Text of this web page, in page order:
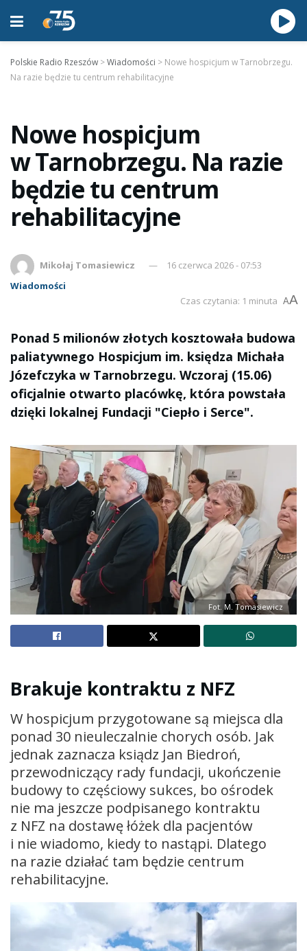
Polskie Radio Rzeszów >Wiadomości > Nowe hospicjum w Tarnobrzegu.
Na razie będzie tu centrum rehabilitacyjne
Nowe hospicjum
w Tarnobrzegu. Na razie
będzie tu centrum
rehabilitacyjne
Mikołaj Tomasiewicz
16 czerwca 2026 - 07:53
Wiadomości
Czas czytania: 1 minuta AA
Ponad 5 milionów złotych kosztowała budowa
paliatywnego Hospicjum im. księdza Michała
Józefczyka w Tarnobrzegu. Wczoraj (15.06)
oficjalnie otwarto placówkę, która powstała
dzięki lokalnej Fundacji "Ciepło i Serce".
Fot. M. Tomasiewicz
Brakuje kontraktu z NFZ
W hospicjum przygotowane są miejsca dla
ponad 30 nieuleczalnie chorych osób. Jak
jednak zaznacza ksiądz Jan Biedroń,
przewodniczący rady fundacji, ukończenie
budowy to częściowy sukces, bo ośrodek
nie ma jeszcze podpisanego kontraktu
z NFZ na dostawę łóżek dla pacjentów
i nie wiadomo, kiedy to nastąpi. Dlatego
na razie działać tam będzie centrum
rehabilitacyjne.